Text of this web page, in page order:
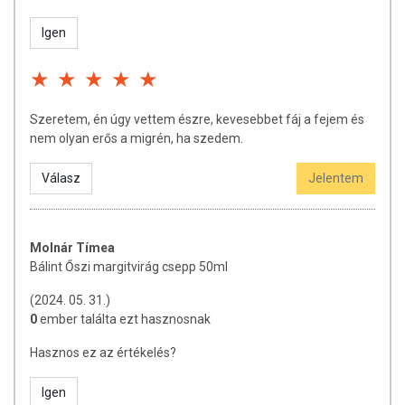
- A gyömbér kiváló görcsoldó és hányingercsökkentő fűszer
és gyógynövény.
Hatóanyagok a napi adagban: Szokásos 45 csepp
adagban: Maximum 100 csepp adagban:
Őszi margitvirág 37,5 mg 83,3 mg
Citromfű 12,5 mg 27,8 mg
Adagolás és fogyasztási javaslat:
Szokásos napi adag 3x15 csepp, lehetőleg magában, reggeli
és ebéd előtt, valamint lefekvés előtt közvetlenül.
Igen
Szeretem, én úgy vettem észre, kevesebbet fáj a fejem és
nem olyan erős a migrén, ha szedem.
Válasz Jelentem
Molnár Tímea
Bálint Őszi margitvirág csepp 50ml
(2024. 05. 31.)
0ember találta ezt hasznosnak
Hasznos ez az értékelés?
Igen